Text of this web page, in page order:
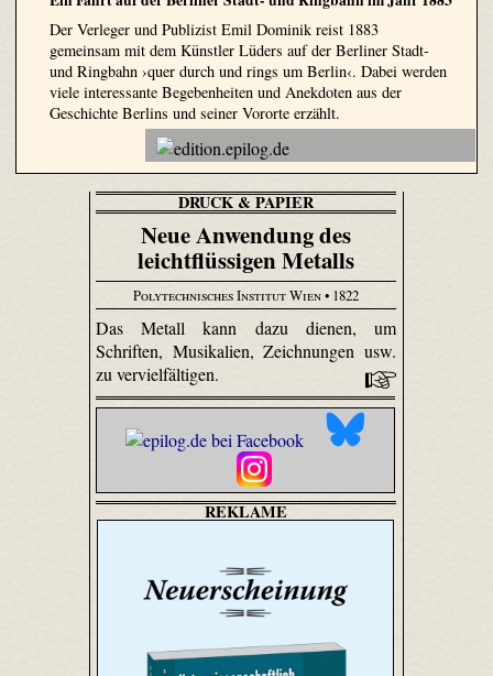
Der Verleger und Publizist Emil Dominik reist 1883
gemeinsam mit dem Künstler Lüders auf der Berliner Stadt-
und Ringbahn ›quer durch und rings um Berlin‹. Dabei werden
viele interessante Begebenheiten und Anekdoten aus der
Geschichte Berlins und seiner Vororte erzählt.
DRUCK & PAPIER
Neue Anwendung des
leichtflüssigen Metalls
Polytechnisches Institut Wien• 1822
Das Metall kann dazu dienen, um
Schriften, Musikalien, Zeichnungen usw.
zu vervielfältigen.
REKLAME